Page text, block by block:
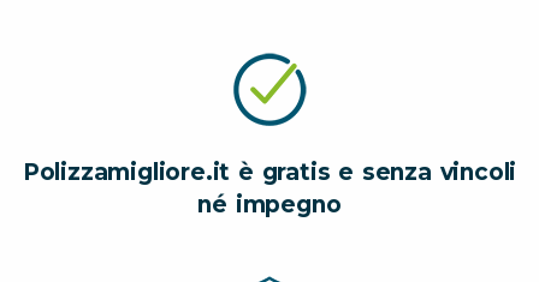
Polizzamigliore.it è gratis e senza vincoli
né impegno